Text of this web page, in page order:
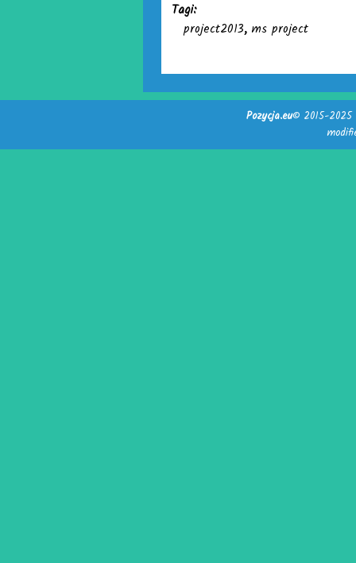
Tagi:
project2013, ms project
Pozycja.eu© 2015-